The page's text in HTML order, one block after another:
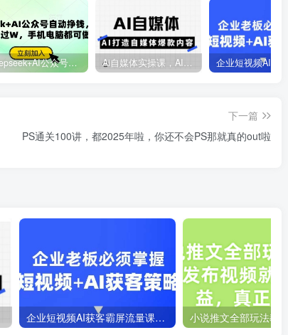
deepseek+AI公众号自动挣钱，轻松月入过W，手机电脑都可做 Ai自媒体实操课，AI打造自媒体爆款内容
下一篇
PS通关100讲，都2025年啦，你还不会PS那就真的out啦
企业短视频AI获客霸屏流量课，6步短视频+AI突围法，3大霸屏抢客策略